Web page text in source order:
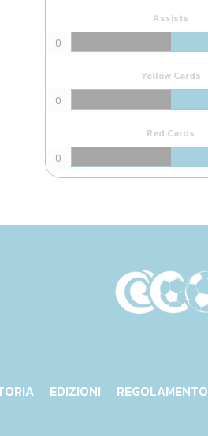
Assists
0
Yellow Cards
0
Red Cards
0
EDIZIONI REGOLAMENTO